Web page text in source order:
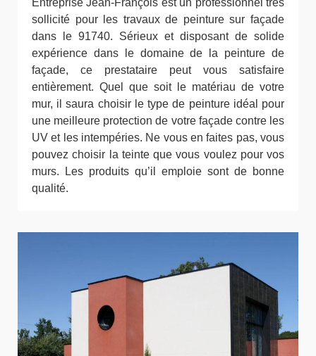
sollicité pour les travaux de peinture sur façade
dans le 91740. Sérieux et disposant de solide
expérience dans le domaine de la peinture de
façade, ce prestataire peut vous satisfaire
entièrement. Quel que soit le matériau de votre
mur, il saura choisir le type de peinture idéal pour
une meilleure protection de votre façade contre les
UV et les intempéries. Ne vous en faites pas, vous
pouvez choisir la teinte que vous voulez pour vos
murs. Les produits qu’il emploie sont de bonne
qualité.